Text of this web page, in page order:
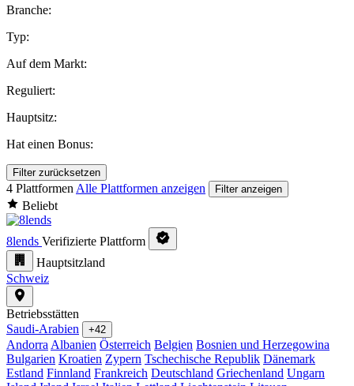
Branche:
Typ:
Auf dem Markt:
Reguliert:
Hauptsitz:
Hat einen Bonus:
Filter zurücksetzen
4 Plattformen Alle Plattformen anzeigen Filter anzeigen
Beliebt
8lends Verifizierte Plattform
Hauptsitzland
Schweiz
Betriebsstätten
Saudi-Arabien
+42
Andorra Albanien Österreich Belgien Bosnien und Herzegowina
Bulgarien Kroatien Zypern Tschechische Republik Dänemark
Estland Finnland Frankreich Deutschland Griechenland Ungarn